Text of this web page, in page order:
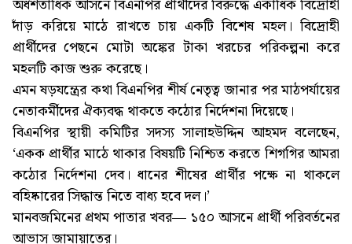
অর্ধশতাধিক আসনে বিএনপির প্রার্থীদের বিরুদ্ধে একাধিক বিদ্রোহী
দাঁড় করিয়ে মাঠে রাখতে চায় একটি বিশেষ মহল। বিদ্রোহী
প্রার্থীদের পেছনে মোটা অঙ্কের টাকা খরচের পরিকল্পনা করে
মহলটি কাজ শুরু করেছে।
এমন ষড়যন্ত্রের কথা বিএনপির শীর্ষ নেতৃত্ব জানার পর মাঠপর্যায়ের
নেতাকর্মীদের ঐক্যবদ্ধ থাকতে কঠোর নির্দেশনা দিয়েছে।
বিএনপির স্থায়ী কমিটির সদস্য সালাহউদ্দিন আহমদ বলেছেন,
‘একক প্রার্থীর মাঠে থাকার বিষয়টি নিশ্চিত করতে শিগগির আমরা
কঠোর নির্দেশনা দেব। ধানের শীষের প্রার্থীর পক্ষে না থাকলে
বহিষ্কারের সিদ্ধান্ত নিতে বাধ্য হবে দল।’
মানবজমিনের প্রথম পাতার খবর— ১৫০ আসনে প্রার্থী পরিবর্তনের
আভাস জামায়াতের।